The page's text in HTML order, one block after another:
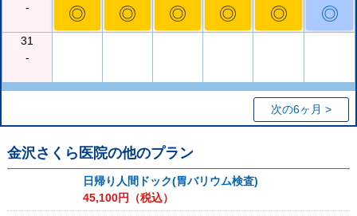
-
◎ ◎ ◎ ◎ ◎ ◎
31
-
次の6ヶ月 >
金沢さくら医院の他のプラン
日帰り人間ドック(胃バリウム検査)
45,100円（税込）